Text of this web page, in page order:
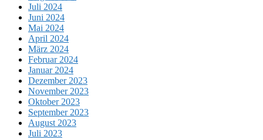
Juli 2024
Juni 2024
Mai 2024
April 2024
März 2024
Februar 2024
Januar 2024
Dezember 2023
November 2023
Oktober 2023
September 2023
August 2023
Juli 2023